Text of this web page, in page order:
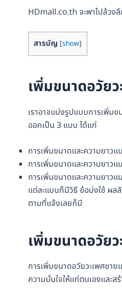
HDmall.co.th จะพาไปล้วง
สารบัญ [show]
เพิ่มขนาดอวัย
เราอาจแบ่งรูปแบบการเพิ่ม
ออกเป็น 3 แบบ ได้แก่
การเพิ่มขนาดและความยาว
การเพิ่มขนาดและความยาว
การเพิ่มขนาดและความยาว
แต่ละแบบก็มีวิธี ข้อบ่งใช้ ผล
ตามที่แจ้งเลยก็มี
เพิ่มขนาดอวัย
การเพิ่มขนาดอวัยวะเพศชา
ความมั่นใจให้แก่ตนเองและ